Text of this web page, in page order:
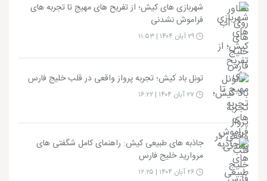
شهربازی های کیش؛ از تفریح های مهیج تا تجربه های
فراموش نشدنی
تونل باد کیش؛ تجربه پرواز واقعی در قلب خلیج فارس
جاذبه های طبیعی کیش: راهنمای کامل شگفتی های
مروارید خلیج فارس